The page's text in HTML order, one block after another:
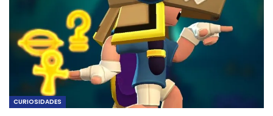
CURIOSIDADES